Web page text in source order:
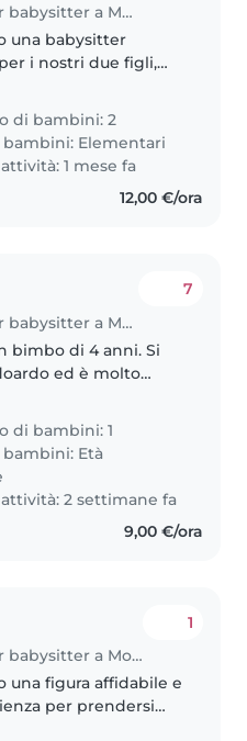
Lavoro per babysitter a Montemurlo
una babysitter
i nostri due figli,
sportivi,
e affettuosi. Ci
trovare
di bambini: 2
bambini: Elementari
1 mese fa
12,00 €/ora
Lavoro per babysitter a Montemurlo
7
bimbo di 4 anni. Si
ed è molto
di bambini: 1
bambini: Età
2 settimane fa
9,00 €/ora
Lavoro per babysitter a Montemurlo
1
una figura affidabile e
per prendersi